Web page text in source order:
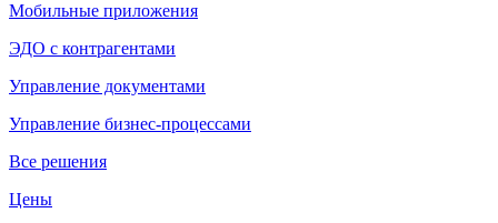
Мобильные приложения
ЭДО с контрагентами
Управление документами
Управление бизнес-процессами
Все решения
Цены